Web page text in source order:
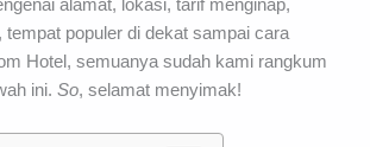
alamat, lokasi, tarif menginap,
tempat populer di dekat sampai cara
Hotel, semuanya sudah kami rangkum
ini.So, selamat menyimak!